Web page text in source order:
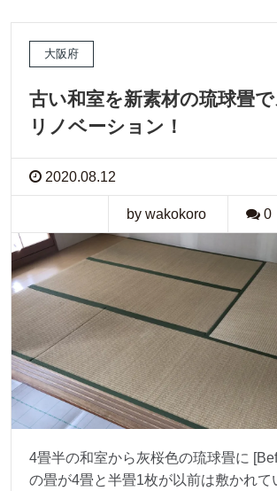
大阪府
古い和室を新素材の琉球畳
リノベーション！
2020.08.12
by wakokoro 0
4畳半の和室から灰桜色の琉球畳に
の畳が4畳と半畳1枚が以前は敷かれて